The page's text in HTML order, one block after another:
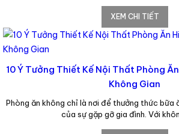
XEM CHI TIẾT
10 Ý Tưởng Thiết Kế Nội Thất Phòng
Không Gian
Phòng ăn không chỉ là nơi để thưởng thức bữa
của sự gặp gỡ gia đình. Với